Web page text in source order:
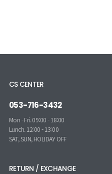
CS CENTER
053-716-3432
Mon - Fri. 09:00 - 18:00
Lunch. 12:00 - 13:00
SAT, SUN, HOLIDAY OFF
RETURN / EXCHANGE